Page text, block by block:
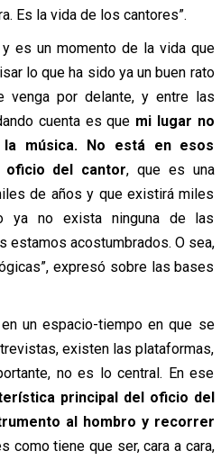
Es la vida de los cantores”.
es un momento de la vida que
lo que ha sido ya un buen rato
venga por delante, y entre las
cuenta es que mi lugar no
música. No está en esos
oficio del cantor, que es una
de años y que existirá miles
ya no exista ninguna de las
estamos acostumbrados. O sea,
expresó sobre las bases
un espacio-tiempo en que se
existen las plataformas,
no es lo central. En ese
principal del oficio del
al hombro y recorrer
como tiene que ser, cara a cara,